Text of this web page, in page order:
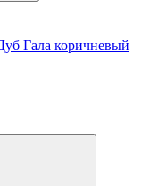
Гала коричневый